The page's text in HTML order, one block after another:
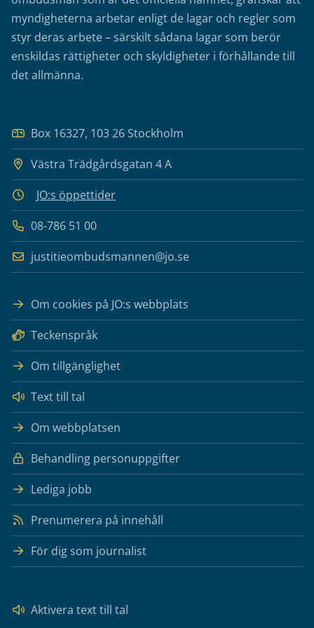
myndigheterna arbetar enligt de lagar och regler som
styr deras arbete – särskilt sådana lagar som berör
enskildas rättigheter och skyldigheter i förhållande till
det allmänna.
Box 16327, 103 26 Stockholm
Västra Trädgårdsgatan 4 A
JO:s öppettider
08-786 51 00
justitieombudsmannen@jo.se
Om cookies på JO:s webbplats
Teckenspråk
Om tillgänglighet
Text till tal
Om webbplatsen
Behandling personuppgifter
Lediga jobb
Prenumerera på innehåll
För dig som journalist
Aktivera text till tal